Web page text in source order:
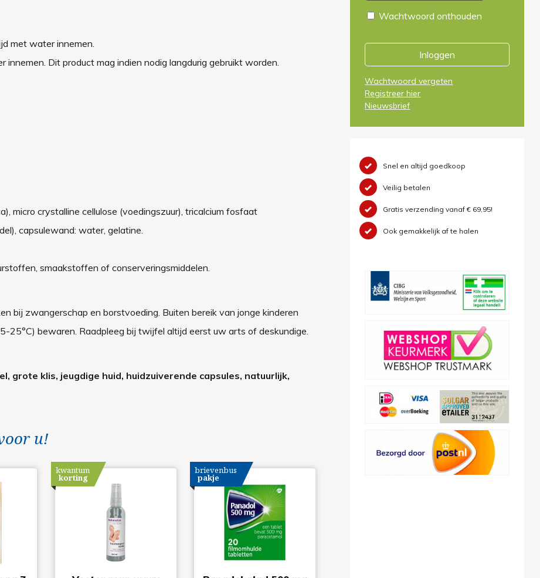
met water innemen.
Dit product mag indien nodig langdurig gebruikt worden.
micro crystalline cellulose (voedingszuur), tricalcium fosfaat
capsulewand: water, gelatine.
smaakstoffen of conserveringsmiddelen.
bij zwangerschap en borstvoeding. Buiten bereik van jonge kinderen
25°C) bewaren. Raadpleeg bij twijfel altijd eerst uw arts of deskundige.
grote klis, jeugdige huid, huidzuiverende capsules, natuurlijk,
u!
kwantum
korting
brievenbus
pakje
Wachtwoord onthouden
Inloggen
Wachtwoord vergeten
Registreer hier
Nieuwsbrief
Snel en altijd goedkoop
Veilig betalen
Gratis verzending vanaf € 69,95!
Ook gemakkelijk af te halen